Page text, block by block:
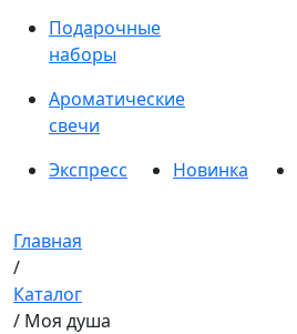
Подарочные
наборы
Ароматические
свечи
Экспресс
Новинка
Главная
/
Каталог
/ Моя душа